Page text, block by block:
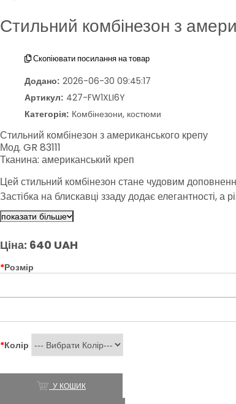
Стильний комбінезон з
Скопіювати посилання на товар
Додано: 2026-06-30 09:45:17
Артикул: 427-FW1XLI6Y
Категорія: Комбінезони, костюми
Стильний комбінезон з американського крепу
Мод. GR 83111
Тканина: американський креп
Цей стильний комбінезон стане чудовим
Застібка на блискавці ззаду додає елегантності, а
показати більше
Ціна: 640 UAH
*Розмір
*Колір
У КОШИК